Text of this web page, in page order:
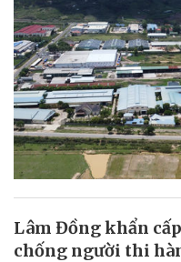
Lâm Đồng khẩn
chống người thi